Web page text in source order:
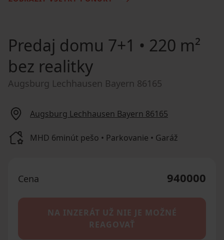
Predaj domu 7+1 • 220 m²
bez realitky
Augsburg Lechhausen Bayern 86165
Augsburg Lechhausen Bayern 86165
MHD 6minút pešo • Parkovanie • Garáž
Cena 940000
NA INZERÁT UŽ NIE JE MOŽNÉ
REAGOVAŤ